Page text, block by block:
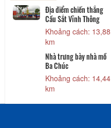
Địa điểm chiến thắng
Cầu Sắt Vĩnh Thông
Khoảng cách: 13,88
km
Nhà trưng bày nhà mồ
Ba Chúc
Khoảng cách: 14,44
km